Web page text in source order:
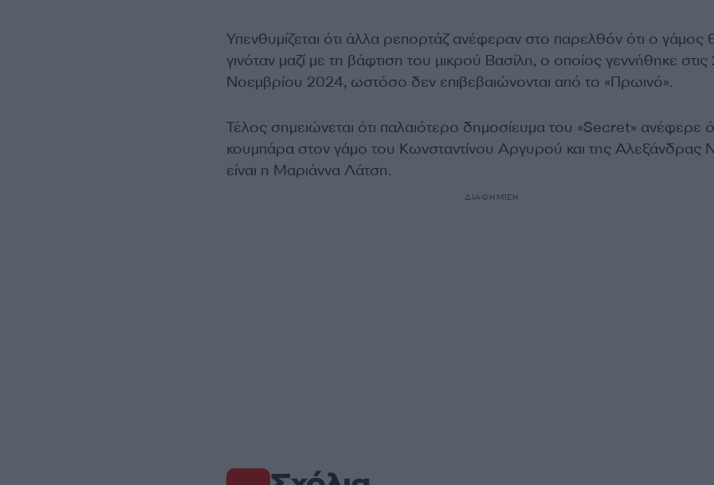
Υπενθυμίζεται ότι άλλα ρεπορτάζ ανέφεραν στο παρελθόν ότι ο γάμος
γινόταν μαζί με τη βάφτιση του μικρού Βασίλη, ο οποίος γεννήθηκε στις
Νοεμβρίου 2024, ωστόσο δεν επιβεβαιώνονται από το «Πρωινό».
Τέλος σημειώνεται ότι παλαιότερο δημοσίευμα του «Secret» ανέφερε
κουμπάρα στον γάμο του Κωνσταντίνου Αργυρού και της Αλεξάνδρας
είναι η Μαριάννα Λάτση.
ΔΙΑΦΗΜΙΣΗ